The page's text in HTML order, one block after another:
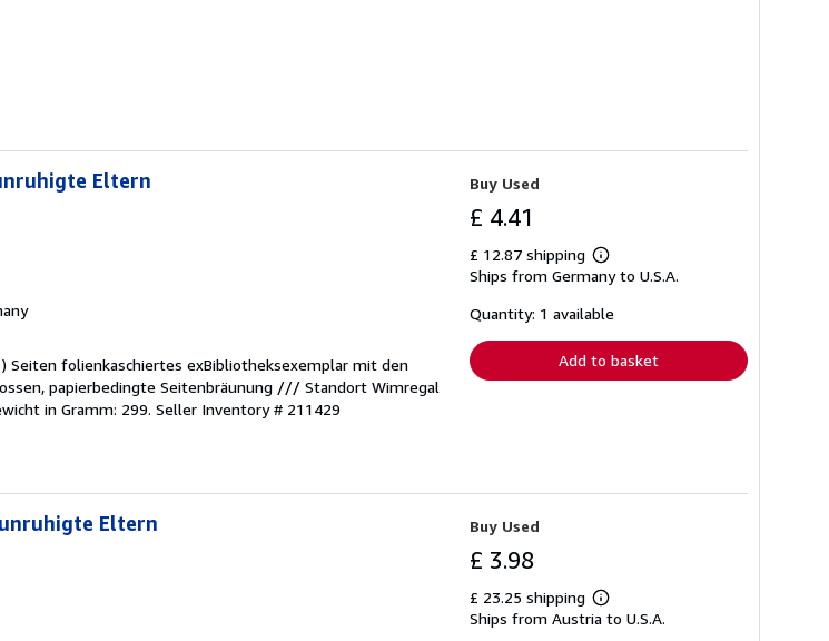
Eltern
Seiten folienkaschiertes exBibliotheksexemplar mit den
papierbedingte Seitenbräunung /// Standort Wimregal
in Gramm: 299. Seller Inventory # 211429
Buy Used
£ 4.41
£ 12.87 shipping
Learn
more
shipping
Ships from Germany to U.S.A.
Quantity: 1 available
Add to basket
Eltern Buy Used
£ 3.98
£ 23.25 shipping
Learn
more
Ships from Austria to U.S.A.